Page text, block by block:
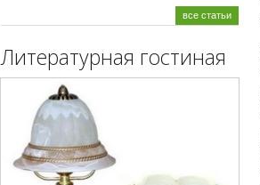
все статьи
Литературная гостиная